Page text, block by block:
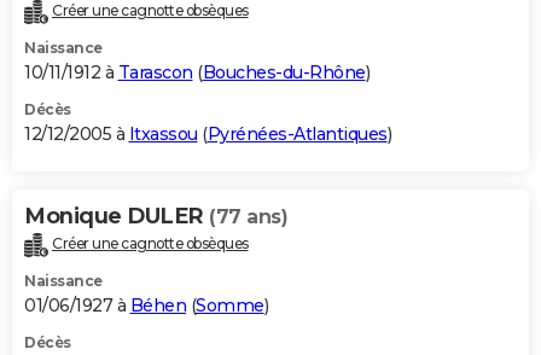
Créer une cagnotte obsèques
Naissance
10/11/1912 à Tarascon (Bouches-du-Rhône)
Décès
12/12/2005 à Itxassou (Pyrénées-Atlantiques)
Monique DULER (77 ans)
Créer une cagnotte obsèques
Naissance
01/06/1927 à Béhen (Somme)
Décès